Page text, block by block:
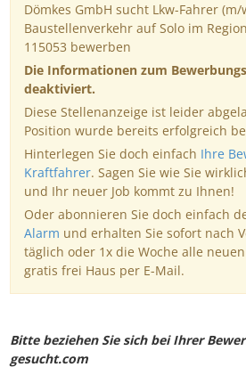
Dömkes GmbH sucht Lkw-Fahrer
Baustellenverkehr auf Solo im
115053 bewerben
Die Informationen zum
deaktiviert.
Diese Stellenanzeige ist leider
Position wurde bereits erfolgreich
Hinterlegen Sie doch einfach Ihre
Kraftfahrer. Sagen Sie wie Sie
und Ihr neuer Job kommt zu Ihnen!
Oder abonnieren Sie doch einfach
Alarm und erhalten Sie sofort nach
täglich oder 1x die Woche alle neuen
gratis frei Haus per E-Mail.
Bitte beziehen Sie sich bei Ihrer
gesucht.com